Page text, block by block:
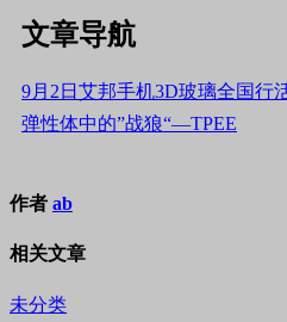
文章导航
9月2日艾邦手机3D玻璃全国行
弹性体中的”战狼“—TPEE
作者 ab
相关文章
未分类